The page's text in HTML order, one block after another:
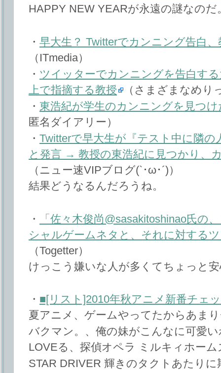
HAPPY NEW YEARが永遠の謎なのだ
・ 早大生？ Twitterでカンニング告白
（ITmedia）
・ ツイッターでカンニングを告白す
上で指摘する教授
（さまざまなめり
・ 東浩紀が学生のカンニングを見つ
匿名ダイアリー）
・ Twitterで早大生が『テスト中に隣
と発言 → 教授の東浩紀に見つかり、
（ニュー速VIPブログ(`･ω･´)）
結果どうなるんだろうね。
・
「佐々木俊尚@sasakitoshinao氏の
シャルゲームネタと、それに対する
（Togetter）
けっこう嫌いな人が多くてちょっと
・ ■[リスト]2010年秋アニメ新番チェ
夏アニメ、ゲームやってたからあま
バクマン。、俺の妹がこんなに可愛
LOVEる、探偵オペラ ミルキィホーム
STAR DRIVER 輝きのタクトあたり